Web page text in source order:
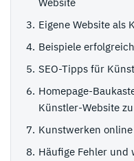
Eigene Website als
Beispiele
SEO-Tipps für
Homepage-
Künstler-Website
Kunstwerken
Häufige Fehler und